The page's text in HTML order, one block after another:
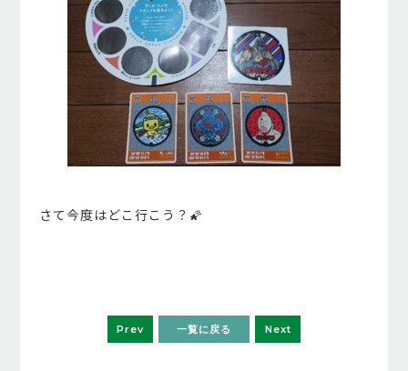
さて今度はどこ行こう？🌠
Prev 一覧に戻る Next